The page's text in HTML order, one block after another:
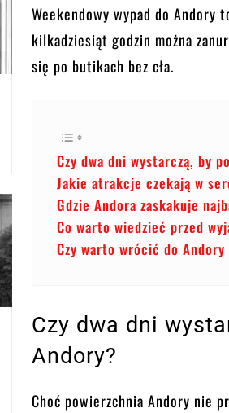
Weekendowy wypad do Andory
kilkadziesiąt godzin można
się po butikach bez cła.
Czy dwa dni wystarczą, by
Jakie atrakcje czekają w
Gdzie Andora zaskakuje
Co warto wiedzieć przed
Czy warto wrócić do
Czy dwa dni
Andory?
Choć powierzchnia Andory nie